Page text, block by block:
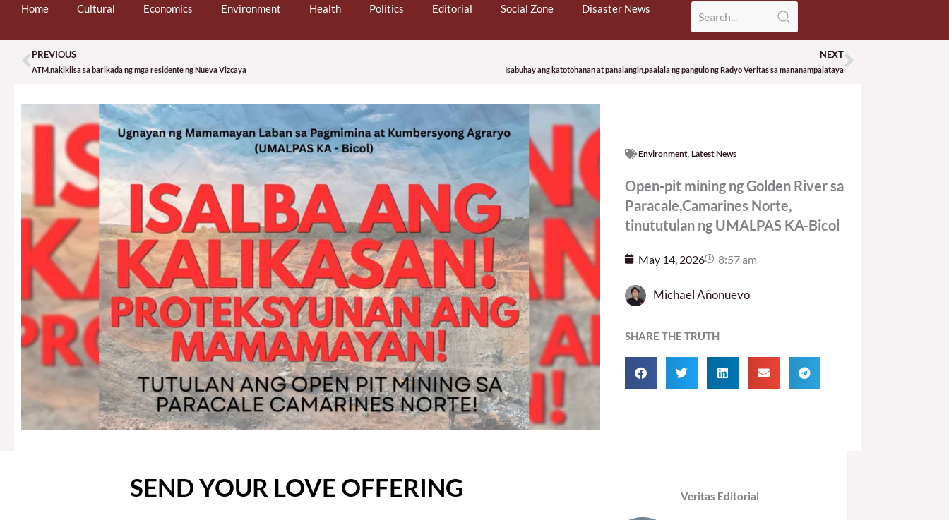
Home Cultural Economics Environment Health Politics Editorial Social Zone Disaster News
Prev
PREVIOUS
ATM,nakikiisa sa barikada ng mga residente ng Nueva Vizcaya
NEXT
Isabuhay ang katotohanan at panalangin,paalala ng pangulo ng Radyo Veritas sa mananampalatayaNext
Environment, Latest News
Open-pit mining ng Golden River sa
Paracale,Camarines Norte,
tinututulan ng UMALPAS KA-Bicol
May 14, 2026 8:57 am
Michael Añonuevo
SHARE THE TRUTH
SEND YOUR LOVE OFFERING Veritas Editorial